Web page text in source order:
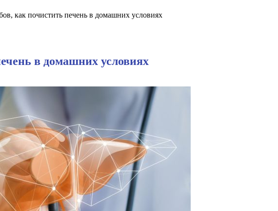
как почистить печень в домашних условиях
в домашних условиях